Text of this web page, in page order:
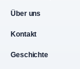
Über uns
Kontakt
Geschichte